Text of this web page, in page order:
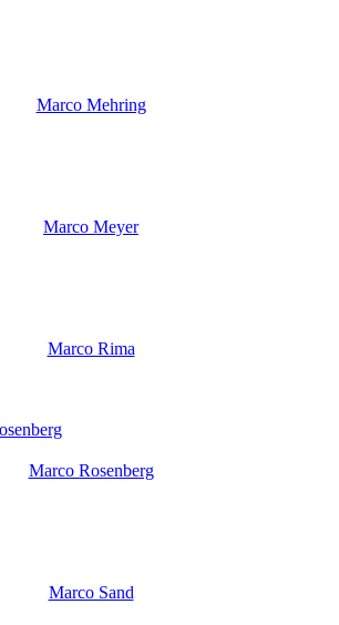
Marco Mehring
Marco Meyer
Marco Rima
Marco Rosenberg
Marco Sand